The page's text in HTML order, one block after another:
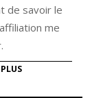
de savoir le
me